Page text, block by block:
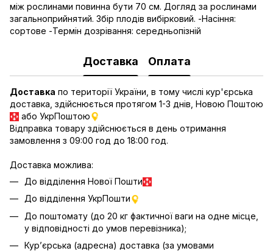
між рослинами повинна бути 70 см. Догляд за рослинами
загальноприйнятий. Збір плодів вибірковий. -Насіння:
сортове -Термін дозрівання: середньопізній
Доставка Оплата
Доставка по території України, в тому числі кур'єрська
доставка, здійснюється протягом 1-3 днів, Новою Поштою
або УкрПоштою
Відправка товару здійснюється в день отримання
замовлення з 09:00 год до 18:00 год.
Доставка можлива:
До відділення Нової Пошти
До відділення УкрПошти
До поштомату (до 20 кг фактичної ваги на одне місце,
у відповідності до умов перевізника);
Кур’єрська (адресна) доставка (за умовами